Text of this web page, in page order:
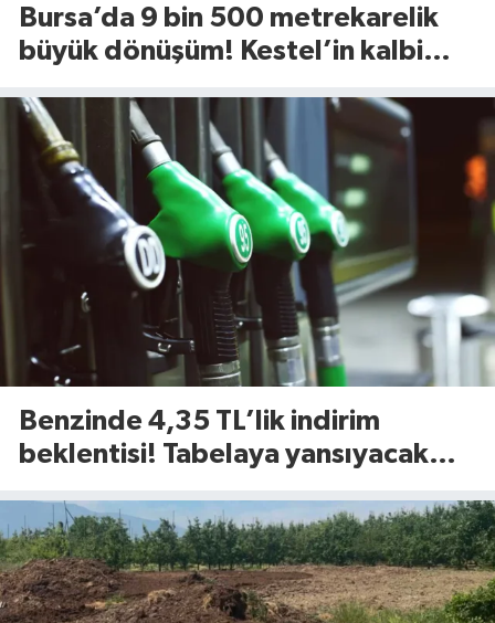
Bursa’da 9 bin 500 metrekarelik
büyük dönüşüm! Kestel’in kalbi
Benzinde 4,35 TL’lik indirim
beklentisi! Tabelaya yansıyacak